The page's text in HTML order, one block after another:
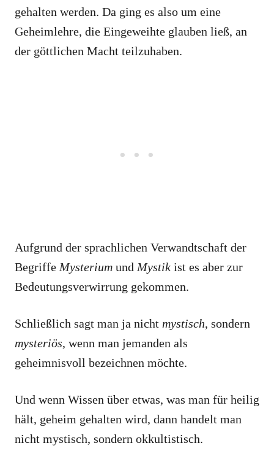
gehalten werden. Da ging es also um eine
Geheimlehre, die Eingeweihte glauben ließ, an
der göttlichen Macht teilzuhaben.
Aufgrund der sprachlichen Verwandtschaft der
Begriffe Mysterium und Mystik ist es aber zur
Bedeutungsverwirrung gekommen.
Schließlich sagt man ja nicht mystisch, sondern
mysteriös, wenn man jemanden als
geheimnisvoll bezeichnen möchte.
Und wenn Wissen über etwas, was man für heilig
hält, geheim gehalten wird, dann handelt man
nicht mystisch, sondern okkultistisch.